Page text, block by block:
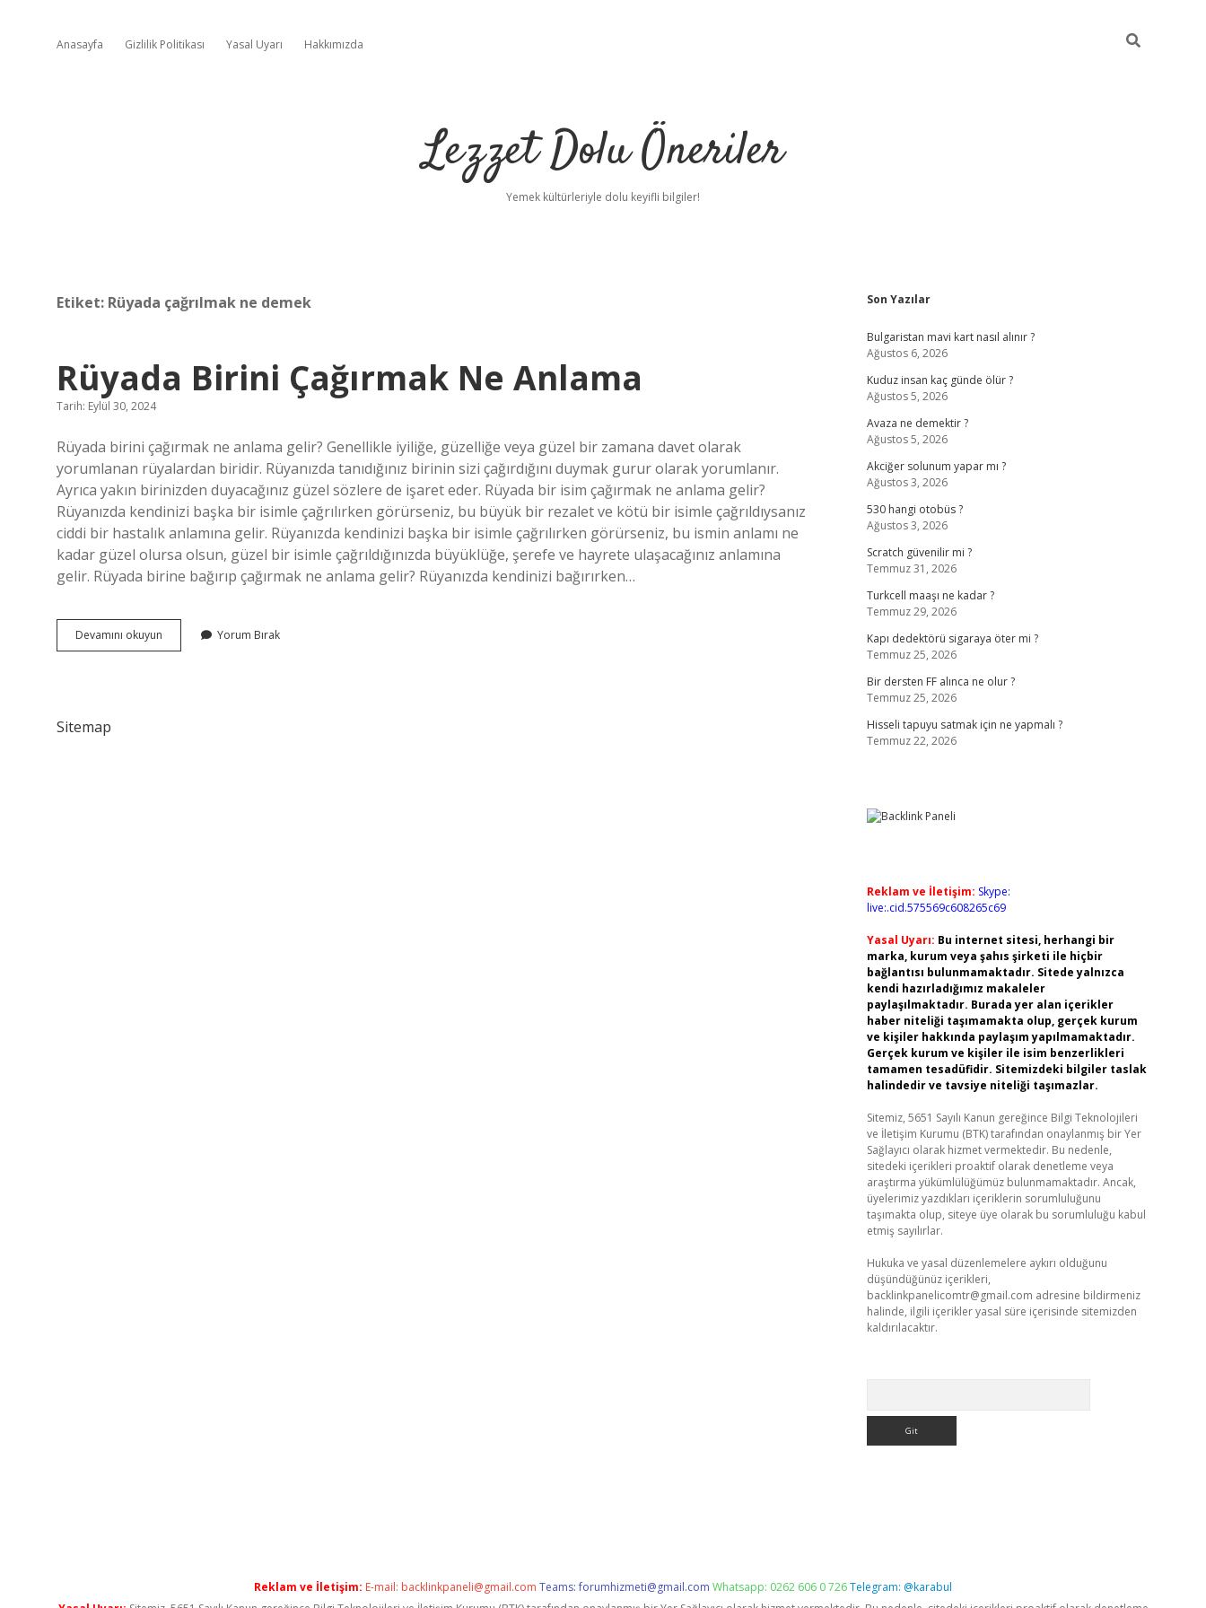
Anasayfa Gizlilik Politikası Yasal Uyarı Hakkımızda
Lezzet Dolu Öneriler
Yemek kültürleriyle dolu keyifli bilgiler!
Etiket: Rüyada çağrılmak ne demek
Rüyada Birini Çağırmak Ne Anlama
Tarih: Eylül 30, 2024
Rüyada birini çağırmak ne anlama gelir? Genellikle iyiliğe, güzelliğe veya güzel bir zamana davet olarak
yorumlanan rüyalardan biridir. Rüyanızda tanıdığınız birinin sizi çağırdığını duymak gurur olarak yorumlanır.
Ayrıca yakın birinizden duyacağınız güzel sözlere de işaret eder. Rüyada bir isim çağırmak ne anlama gelir?
Rüyanızda kendinizi başka bir isimle çağrılırken görürseniz, bu büyük bir rezalet ve kötü bir isimle çağrıldıysanız
ciddi bir hastalık anlamına gelir. Rüyanızda kendinizi başka bir isimle çağrılırken görürseniz, bu ismin anlamı ne
kadar güzel olursa olsun, güzel bir isimle çağrıldığınızda büyüklüğe, şerefe ve hayrete ulaşacağınız anlamına
gelir. Rüyada birine bağırıp çağırmak ne anlama gelir? Rüyanızda kendinizi bağırırken…
Devamını okuyun
Birini
Yorum Bırak
Sitemap
Sidebar
Son Yazılar
Bulgaristan mavi kart nasıl alınır ?
Ağustos 6, 2026
Kuduz insan kaç günde ölür ?
Ağustos 5, 2026
Avaza ne demektir ?
Ağustos 5, 2026
Akciğer solunum yapar mı ?
Ağustos 3, 2026
530 hangi otobüs ?
Ağustos 3, 2026
Scratch güvenilir mi ?
Temmuz 31, 2026
Turkcell maaşı ne kadar ?
Temmuz 29, 2026
Kapı dedektörü sigaraya öter mi ?
Temmuz 25, 2026
Bir dersten FF alınca ne olur ?
Temmuz 25, 2026
Hisseli tapuyu satmak için ne yapmalı ?
Temmuz 22, 2026
Reklam ve İletişim: Skype:
live:.cid.575569c608265c69
Yasal Uyarı: Bu internet sitesi, herhangi bir
marka, kurum veya şahıs şirketi ile hiçbir
bağlantısı bulunmamaktadır. Sitede yalnızca
kendi hazırladığımız makaleler
paylaşılmaktadır. Burada yer alan içerikler
haber niteliği taşımamakta olup, gerçek kurum
ve kişiler hakkında paylaşım yapılmamaktadır.
Gerçek kurum ve kişiler ile isim benzerlikleri
tamamen tesadüfidir. Sitemizdeki bilgiler taslak
halindedir ve tavsiye niteliği taşımazlar.
Sitemiz, 5651 Sayılı Kanun gereğince Bilgi Teknolojileri
ve İletişim Kurumu (BTK) tarafından onaylanmış bir Yer
Sağlayıcı olarak hizmet vermektedir. Bu nedenle,
sitedeki içerikleri proaktif olarak denetleme veya
araştırma yükümlülüğümüz bulunmamaktadır. Ancak,
üyelerimiz yazdıkları içeriklerin sorumluluğunu
taşımakta olup, siteye üye olarak bu sorumluluğu kabul
etmiş sayılırlar.
Hukuka ve yasal düzenlemelere aykırı olduğunu
düşündüğünüz içerikleri,
backlinkpanelicomtr@gmail.com adresine bildirmeniz
halinde, ilgili içerikler yasal süre içerisinde sitemizden
kaldırılacaktır.
betci
Reklam ve İletişim: E-mail: backlinkpaneli@gmail.com Teams:forumhizmeti@gmail.com Whatsapp: 0262 606 0 726Telegram: @karabul